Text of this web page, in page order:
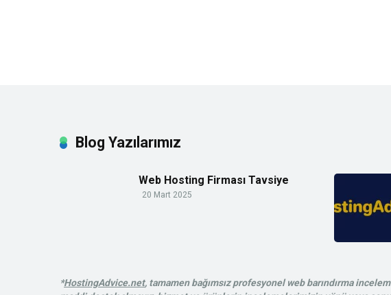
Blog Yazılarımız
Web Hosting Firması Tavsiye
20 Mart 2025
*HostingAdvice.net, tamamen bağımsız profesyonel web barındırma